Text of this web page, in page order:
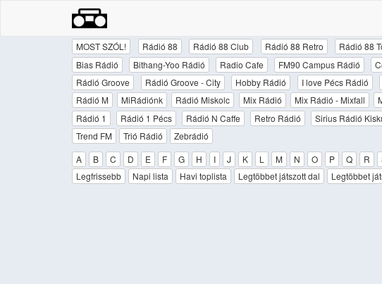
MOST SZÓL! Rádió 88 Rádió 88 Club Rádió 88 Retro Rádió 88
Bias Rádió
Bithang-Yoo Rádió Radio Cafe FM90 Campus Rádió
Rádió Groove
Rádió Groove - City Hobby Rádió I love Pécs Rádió
Rádió M
MiRádiónk Rádió Miskolc Mix Rádió Mix Rádió - Mixfall
Rádió 1
Rádió 1 Pécs Rádió N Caffe Retro Rádió Sirius Rádió
Trend FM
Trió Rádió
Zebrádió
A
B C D E F G H I J K L M N O P Q R
Legfrissebb
Napi lista Havi toplista Legtöbbet játszott dal Legtöbbet